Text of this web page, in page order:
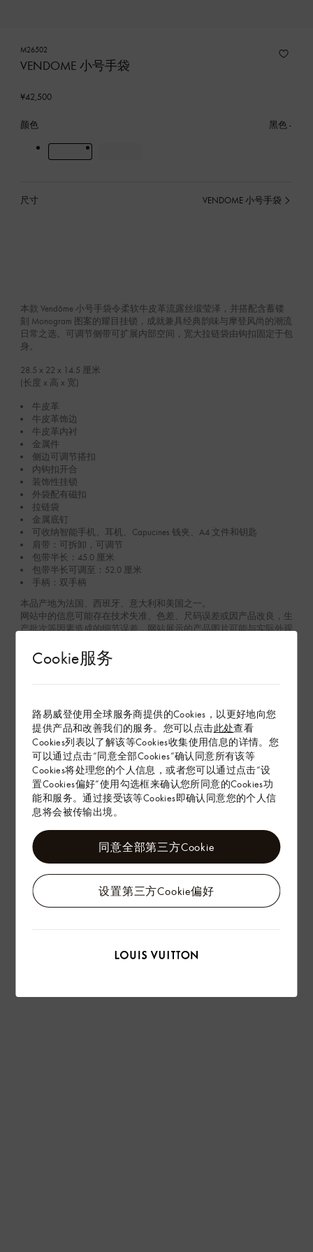
Cookie服务
路易威登使用全球服务商提供的Cookies，以更好地向您
提供产品和改善我们的服务。您可以点击此处查看
Cookies列表以了解该等Cookies收集使用信息的详情。您
可以通过点击“同意全部Cookies”确认同意所有该等
Cookies将处理您的个人信息，或者您可以通过点击“设
置Cookies偏好”使用勾选框来确认您所同意的Cookies功
能和服务。通过接受该等Cookies即确认同意您的个人信
息将会被传输出境。
设置第三方Cookie偏好
同意全部第三方Cookie
M26502
VENDOME 小号手袋
¥42,500
颜色 黑色
尺寸 VENDOME 小号手袋
已
本款 Vendôme 小号手袋令柔软牛皮革流露丝缎莹泽，并搭配含蓄镂
刻 Monogram 图案的耀目挂锁，成就兼具经典韵味与摩登风尚的潮流
日常之选。可调节侧带可扩展内部空间，宽大拉链袋由钩扣固定于包
身。
28.5 x 22 x 14.5 厘米
(长度 x 高 x 宽)
牛皮革
牛皮革饰边
牛皮革内衬
金属件
侧边可调节搭扣
内钩扣开合
装饰性挂锁
外袋配有磁扣
拉链袋
金属底钉
可收纳智能手机、耳机、Capucines 钱夹、A4 文件和钥匙
肩带：可拆卸，可调节
包带半长：45.0 厘米
包带半长可调至：52.0 厘米
手柄：双手柄
本品产地为法国、西班牙、意大利和美国之一。
网站中的信息可能存在技术失准、色差、尺码误差或因产品改良，生
产批次等因素造成的细节误差，网站展示的产品图片可能与实际外观
环保与可持续性
产品养护
在专卖店内探索
配送 & 退货
赠礼